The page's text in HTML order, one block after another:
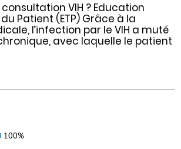
VIH ? Education
Patient (ETP) Grâce à la
l’infection par le VIH a muté
avec laquelle le patient
100%